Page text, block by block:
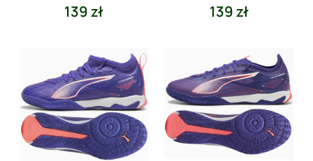
139zł 139zł